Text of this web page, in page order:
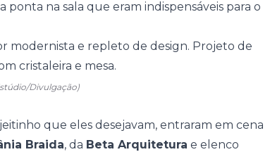
na sala que eram indispensáveis para o
Divulgação)
que eles desejavam, entraram em cena
Braida, da Beta Arquitetura e elenco